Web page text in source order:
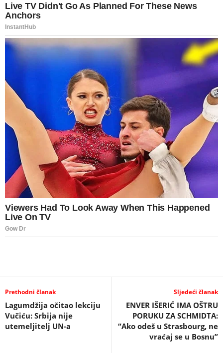
Prethodni članak
Lagumdžija očitao lekciju
Vučiću: Srbija nije
utemeljitelj UN-a
Sljedeći članak
ENVER IŠERIĆ IMA OŠTRU
PORUKU ZA SCHMIDTA:
“Ako odeš u Strasbourg, ne
vraćaj se u Bosnu”